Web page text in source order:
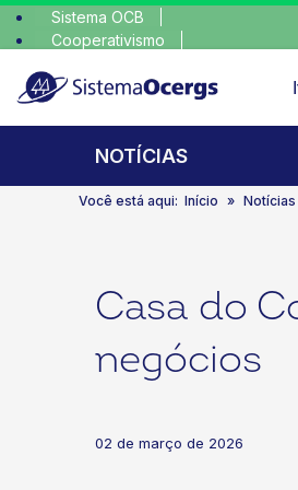
Sistema OCB
Cooperativismo
NOTÍCIAS
Você está aqui: Início Notícias
Casa do
negócios
02 de março de 2026